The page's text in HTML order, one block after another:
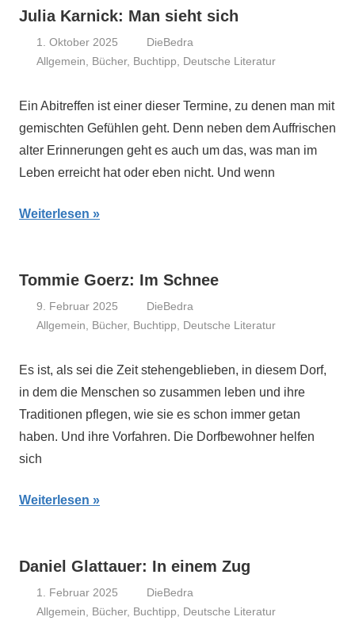
Julia Karnick: Man sieht sich
1. Oktober 2025
DieBedra
Allgemein
Bücher, Buchtipp Deutsche Literatur
Ein Abitreffen ist einer dieser Termine, zu denen man mit
gemischten Gefühlen geht. Denn neben dem Auffrischen
alter Erinnerungen geht es auch um das, was man im
Leben erreicht hat oder eben nicht. Und wenn
Weiterlesen
Tommie Goerz: Im Schnee
9. Februar 2025
DieBedra
Allgemein
Bücher, Buchtipp Deutsche Literatur
Es ist, als sei die Zeit stehengeblieben, in diesem Dorf,
in dem die Menschen so zusammen leben und ihre
Traditionen pflegen, wie sie es schon immer getan
haben. Und ihre Vorfahren. Die Dorfbewohner helfen
sich
Weiterlesen
Daniel Glattauer: In einem Zug
1. Februar 2025
DieBedra
Allgemein
Bücher, Buchtipp Deutsche Literatur